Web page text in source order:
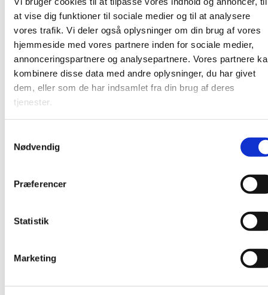
at vise dig funktioner til sociale medier og til at analysere
vores trafik. Vi deler også oplysninger om din brug af vores
hjemmeside med vores partnere inden for sociale medier,
annonceringspartnere og analysepartnere. Vores partnere
kombinere disse data med andre oplysninger, du har givet
dem, eller som de har indsamlet fra din brug af deres
tjenester.
Nødvendig
Præferencer
Statistik
Marketing
Du vil måske også kunne lide...